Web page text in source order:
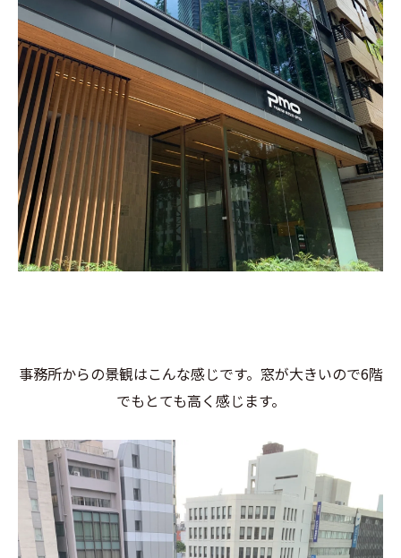
事務所からの景観はこんな感じです。窓が大きいので6階
でもとても高く感じます。